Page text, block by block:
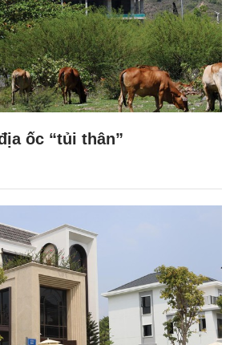
ốc “tủi thân”